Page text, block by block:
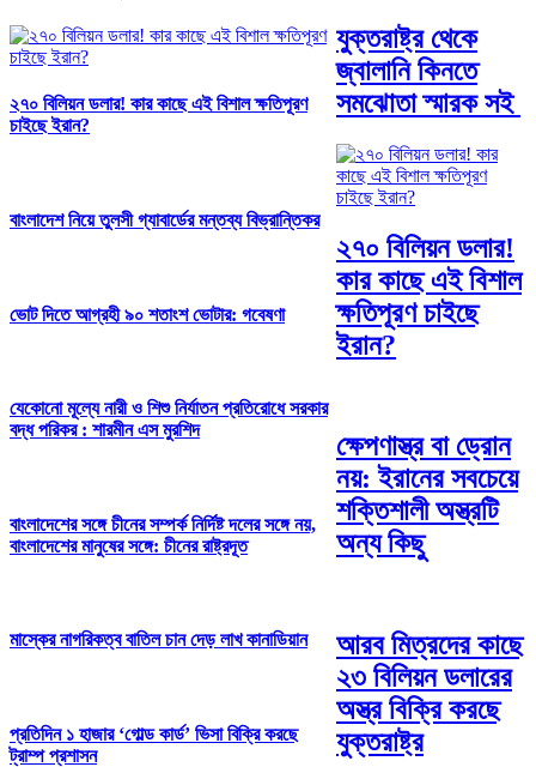
২৭০ বিলিয়ন ডলার! কার কাছে এই বিশাল ক্ষতিপূরণ
চাইছে ইরান?
বাংলাদেশ নিয়ে তুলসী গ্যাবার্ডের মন্তব্য বিভ্রান্তিকর
ভোট দিতে আগ্রহী ৯০ শতাংশ ভোটার: গবেষণা
যেকোনো মূল্যে নারী ও শিশু নির্যাতন প্রতিরোধে সরকার
বদ্ধ পরিকর : শারমীন এস মুরশিদ
বাংলাদেশের সঙ্গে চীনের সম্পর্ক নির্দিষ্ট দলের সঙ্গে নয়,
বাংলাদেশের মানুষের সঙ্গে: চীনের রাষ্ট্রদূত
মাস্কের নাগরিকত্ব বাতিল চান দেড় লাখ কানাডিয়ান
প্রতিদিন ১ হাজার ‘গোল্ড কার্ড’ ভিসা বিক্রি করছে
ট্রাম্প প্রশাসন
যুক্তরাষ্ট্র থেকে
জ্বালানি কিনতে
সমঝোতা স্মারক সই
২৭০ বিলিয়ন ডলার!
কার কাছে এই বিশাল
ক্ষতিপূরণ চাইছে
ইরান?
ক্ষেপণাস্ত্র বা ড্রোন
নয়: ইরানের সবচেয়ে
শক্তিশালী অস্ত্রটি
অন্য কিছু
আরব মিত্রদের কাছে
২৩ বিলিয়ন ডলারের
অস্ত্র বিক্রি করছে
যুক্তরাষ্ট্র